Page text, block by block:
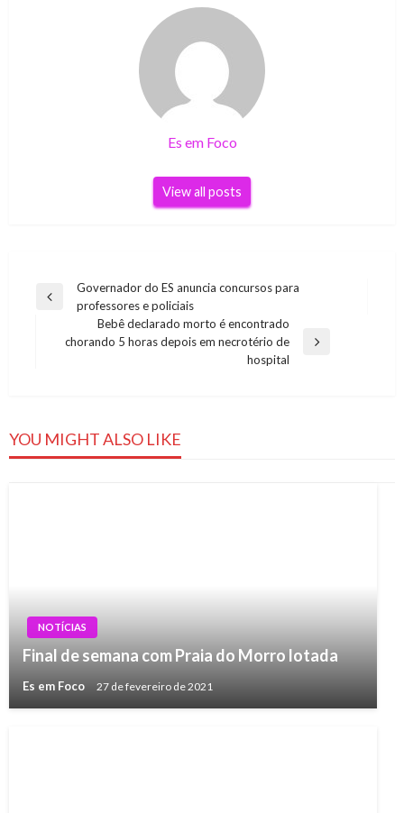
Es em Foco
View all posts
Navegação
Post
Previous
Governador do ES anuncia concursos para
professores e policiais
Next
Bebê declarado morto é encontrado
chorando 5 horas depois em necrotério de
hospital
YOU MIGHT ALSO LIKE
NOTÍCIAS
Final de semana com Praia do Morro lotada
Es em Foco 27 de fevereiro de 2021